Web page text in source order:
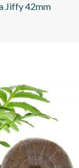
Jiffy 42mm